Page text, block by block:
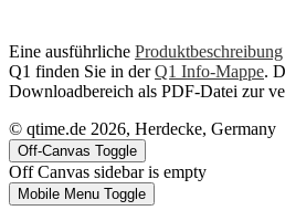
Eine ausführliche Produktbeschreibung
Q1 finden Sie in derQ1 Info-Mappe.
Downloadbereich als PDF-Datei zur
© qtime.de 2026, Herdecke, Germany
Off-Canvas Toggle
Off Canvas sidebar is empty
Mobile Menu Toggle